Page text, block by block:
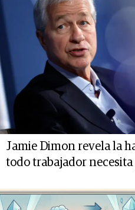
Jamie Dimon revela la
todo trabajador